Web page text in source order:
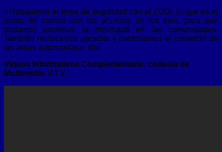
«Trabajamos el tema de seguridad con el ZODI, lo que es el
punto de control con los accesos de los ejes, para que
podamos disminuir la movilidad en las comunidades.
También reubicamos paradas y controlamos el comercio de
las áreas autorizadas», dijo.
Videos Informativos Complementario, cortesía de
Multimedio V.T.V.: